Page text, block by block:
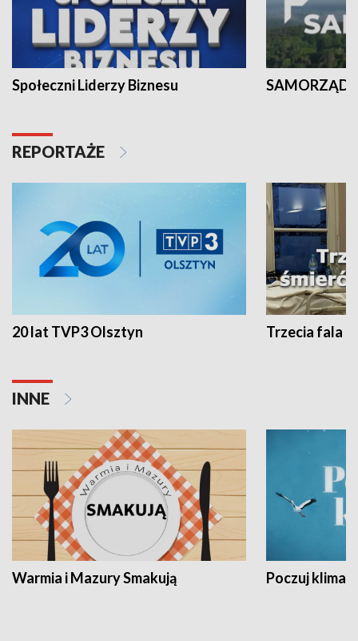
Społeczni Liderzy Biznesu SAMORZĄD
REPORTAŻE
20 lat TVP3 Olsztyn Trzecia fala -
INNE
Warmia i Mazury Smakują Poczuj klimat